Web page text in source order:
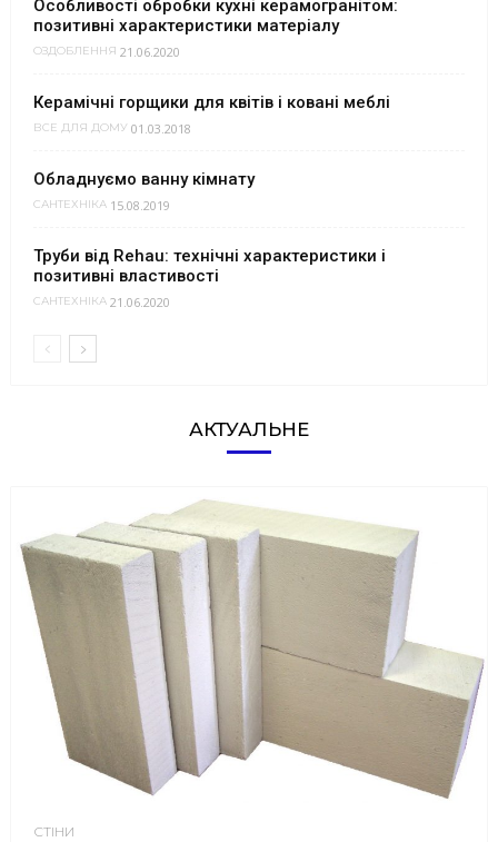
Особливості обробки кухні керамогранітом:
позитивні характеристики матеріалу
ОЗДОБЛЕННЯ 21.06.2020
Керамічні горщики для квітів і ковані меблі
ВСЕ ДЛЯ ДОМУ 01.03.2018
Обладнуємо ванну кімнату
САНТЕХНІКА 15.08.2019
Труби від Rehau: технічні характеристики і
позитивні властивості
САНТЕХНІКА 21.06.2020
АКТУАЛЬНЕ
СТІНИ